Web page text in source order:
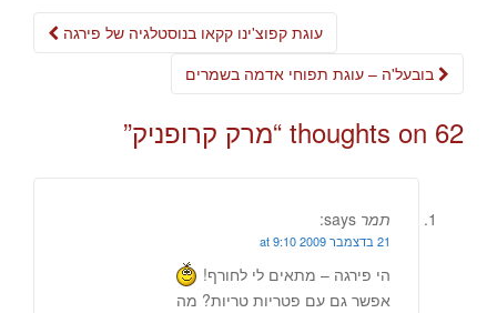
Post
עוגת קפוצ'ינו קקאו בנוסטלגיה של פירגה
62 thoughts on “ מרק קרופניק”
תמר says:
21 בדצמבר 2009 at 9:10
הי פירגה – מתאים לי לחורף!
אפשר גם עם פטריות טריות? מה